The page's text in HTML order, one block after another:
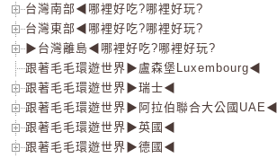
台灣南部◀哪裡好吃?哪裡好玩?
台灣東部◀哪裡好吃?哪裡好玩?
▶台灣離島◀哪裡好吃?哪裡好玩?
跟著毛毛環遊世界▶盧森堡Luxembourg◀
跟著毛毛環遊世界▶瑞士◀
跟著毛毛環遊世界▶阿拉伯聯合大公國UAE◀
跟著毛毛環遊世界▶英國◀
跟著毛毛環遊世界▶德國◀